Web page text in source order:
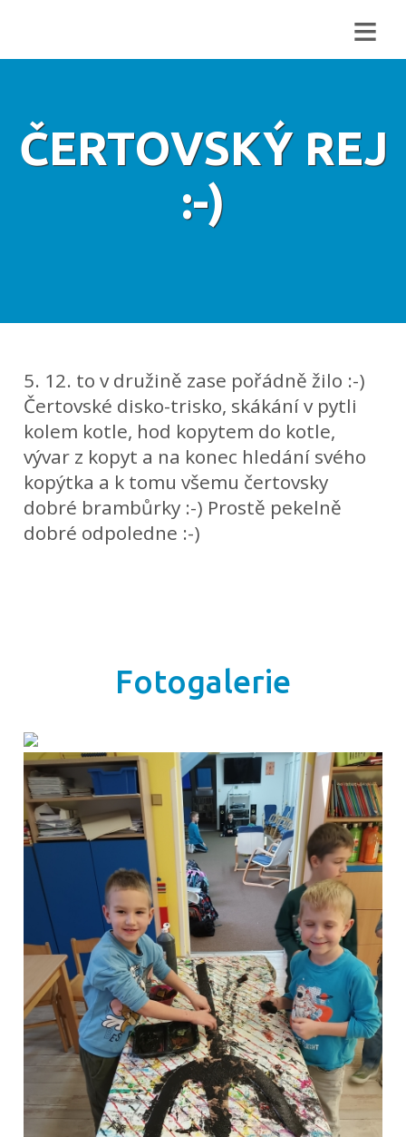
≡
ČERTOVSKÝ REJ
:-)
5. 12. to v družině zase pořádně žilo :-)
Čertovské disko-trisko, skákání v pytli
kolem kotle, hod kopytem do kotle,
vývar z kopyt a na konec hledání svého
kopýtka a k tomu všemu čertovsky
dobré brambůrky :-) Prostě pekelně
dobré odpoledne :-)
Fotogalerie